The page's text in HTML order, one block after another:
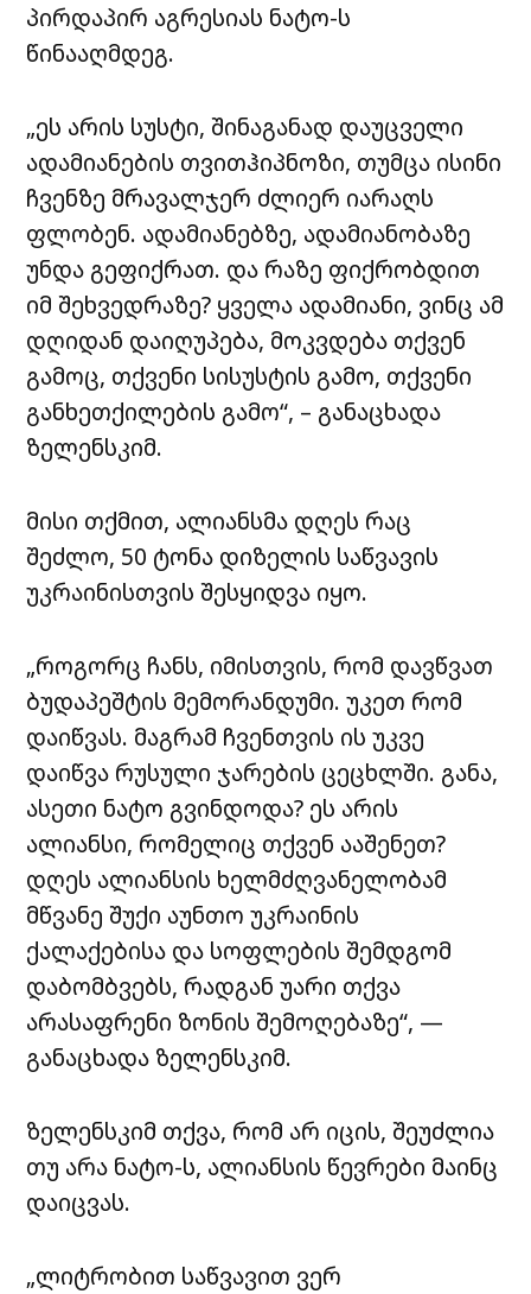
პირდაპირ აგრესიას ნატო-ს
წინააღმდეგ.
„ეს არის სუსტი, შინაგანად დაუცველი
ადამიანების თვითჰიპნოზი, თუმცა ისინი
ჩვენზე მრავალჯერ ძლიერ იარაღს
ფლობენ. ადამიანებზე, ადამიანობაზე
უნდა გეფიქრათ. და რაზე ფიქრობდით
იმ შეხვედრაზე? ყველა ადამიანი, ვინც ამ
დღიდან დაიღუპება, მოკვდება თქვენ
გამოც, თქვენი სისუსტის გამო, თქვენი
განხეთქილების გამო“, – განაცხადა
ზელენსკიმ.
მისი თქმით, ალიანსმა დღეს რაც
შეძლო, 50 ტონა დიზელის საწვავის
უკრაინისთვის შესყიდვა იყო.
„როგორც ჩანს, იმისთვის, რომ დავწვათ
ბუდაპეშტის მემორანდუმი. უკეთ რომ
დაიწვას. მაგრამ ჩვენთვის ის უკვე
დაიწვა რუსული ჯარების ცეცხლში. განა,
ასეთი ნატო გვინდოდა? ეს არის
ალიანსი, რომელიც თქვენ ააშენეთ?
დღეს ალიანსის ხელმძღვანელობამ
მწვანე შუქი აუნთო უკრაინის
ქალაქებისა და სოფლების შემდგომ
დაბომბვებს, რადგან უარი თქვა
არასაფრენი ზონის შემოღებაზე“, —
განაცხადა ზელენსკიმ.
ზელენსკიმ თქვა, რომ არ იცის, შეუძლია
თუ არა ნატო-ს, ალიანსის წევრები მაინც
დაიცვას.
„ლიტრობით საწვავით ვერ